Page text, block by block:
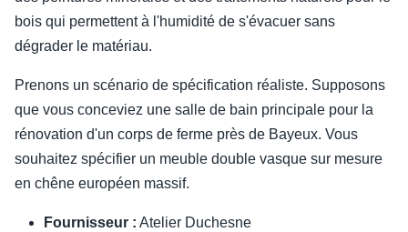
bois qui permettent à l'humidité de s'évacuer sans
dégrader le matériau.
Prenons un scénario de spécification réaliste. Supposons
que vous conceviez une salle de bain principale pour la
rénovation d'un corps de ferme près de Bayeux. Vous
souhaitez spécifier un meuble double vasque sur mesure
en chêne européen massif.
Fournisseur : Atelier Duchesne